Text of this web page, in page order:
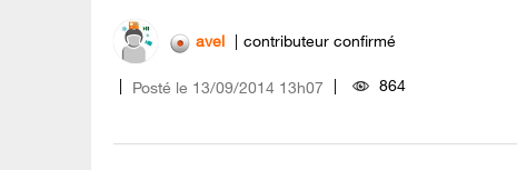
avel contributeur confirmé
Posté le ‎13/09/2014 13h07 864